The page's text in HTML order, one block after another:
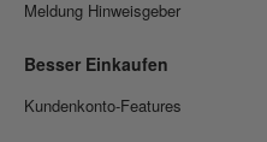
Meldung Hinweisgeber
Besser Einkaufen
Kundenkonto-Features